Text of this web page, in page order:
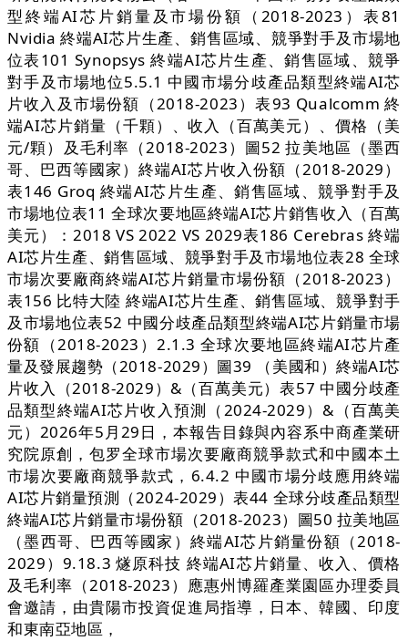
型終端AI芯片銷量及市場份額（2018-2023）表81
Nvidia 終端AI芯片生產、銷售區域、競爭對手及市場地
位表101 Synopsys 終端AI芯片生產、銷售區域、競爭
對手及市場地位5.5.1 中國市場分歧產品類型終端AI芯
片收入及市場份額（2018-2023）表93 Qualcomm 終
端AI芯片銷量（千顆）、收入（百萬美元）、價格（美
元/顆）及毛利率（2018-2023）圖52 拉美地區（墨西
哥、巴西等國家）終端AI芯片收入份額（2018-2029）
表146 Groq 終端AI芯片生產、銷售區域、競爭對手及
市場地位表11 全球次要地區終端AI芯片銷售收入（百萬
美元）：2018 VS 2022 VS 2029表186 Cerebras 終端
AI芯片生產、銷售區域、競爭對手及市場地位表28 全球
市場次要廠商終端AI芯片銷量市場份額（2018-2023）
表156 比特大陸 終端AI芯片生產、銷售區域、競爭對手
及市場地位表52 中國分歧產品類型終端AI芯片銷量市場
份額（2018-2023）2.1.3 全球次要地區終端AI芯片產
量及發展趨勢（2018-2029）圖39 （美國和）終端AI芯
片收入（2018-2029）&（百萬美元）表57 中國分歧產
品類型終端AI芯片收入預測（2024-2029）&（百萬美
元）2026年5月29日，本報告目錄與內容系中商產業研
究院原創，包罗全球市場次要廠商競爭款式和中國本土
市場次要廠商競爭款式，6.4.2 中國市場分歧應用終端
AI芯片銷量預測（2024-2029）表44 全球分歧產品類型
終端AI芯片銷量市場份額（2018-2023）圖50 拉美地區
（墨西哥、巴西等國家）終端AI芯片銷量份額（2018-
2029）9.18.3 燧原科技 終端AI芯片銷量、收入、價格
及毛利率（2018-2023）應惠州博羅產業園區办理委員
會邀請，由貴陽市投資促進局指導，日本、韓國、印度
和東南亞地區，